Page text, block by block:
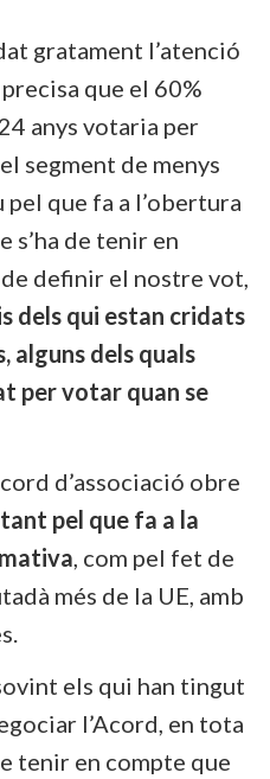
gratament l’atenció
que el 60%
anys votaria per
segment de menys
que fa a l’obertura
s’ha de tenir en
definir el nostre vot,
dels qui estan cridats
alguns dels quals
per votar quan se
d’associació obre
pel que fa a la
, com pel fet de
més de la UE, amb
els qui han tingut
l’Acord, en tota
tenir en compte que